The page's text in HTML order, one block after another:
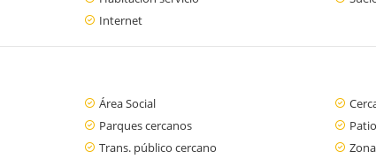
Internet
Área Social
Parques cercanos Patio
Trans. público cercano